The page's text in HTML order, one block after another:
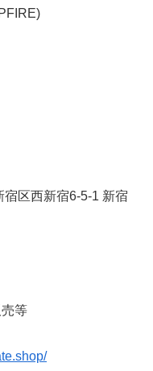
区西新宿6-5-1 新宿
等